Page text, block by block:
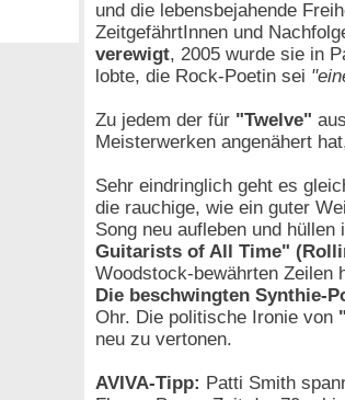
und die lebensbejahende
ZeitgefährtInnen und
verewigt, 2005 wurde sie in
lobte, die Rock-Poetin sei
Zu jedem der für "Twelve"
Meisterwerken angenähert
Sehr eindringlich geht es
die rauchige, wie ein guter
Song neu aufleben und
Guitarists of All Time"
Woodstock-bewährten Zeilen
Die beschwingten Synthie-
Ohr. Die politische Ironie von
neu zu vertonen.
AVIVA-Tipp: Patti Smith